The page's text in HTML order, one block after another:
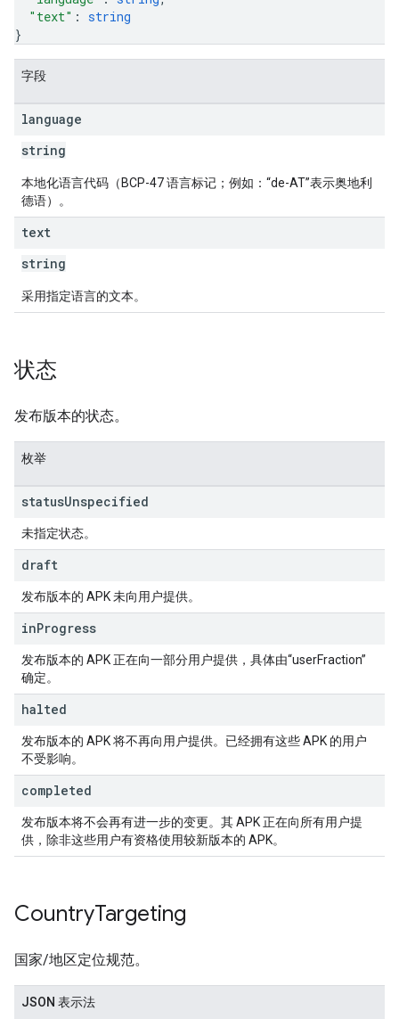
"text" : string
}
字段
language
string
本地化语言代码（BCP-47 语言标记；例如：“de-AT”表示奥地利
德语）。
text
string
采用指定语言的文本。
状态
发布版本的状态。
枚举
statusUnspecified
未指定状态。
draft
发布版本的 APK 未向用户提供。
inProgress
发布版本的 APK 正在向一部分用户提供，具体由“userFraction”
确定。
halted
发布版本的 APK 将不再向用户提供。已经拥有这些 APK 的用户
不受影响。
completed
发布版本将不会再有进一步的变更。其 APK 正在向所有用户提
供，除非这些用户有资格使用较新版本的 APK。
CountryTargeting
国家/地区定位规范。
JSON 表示法